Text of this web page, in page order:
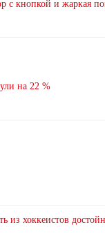
с кнопкой и жаркая
на 22 %
из хоккеистов